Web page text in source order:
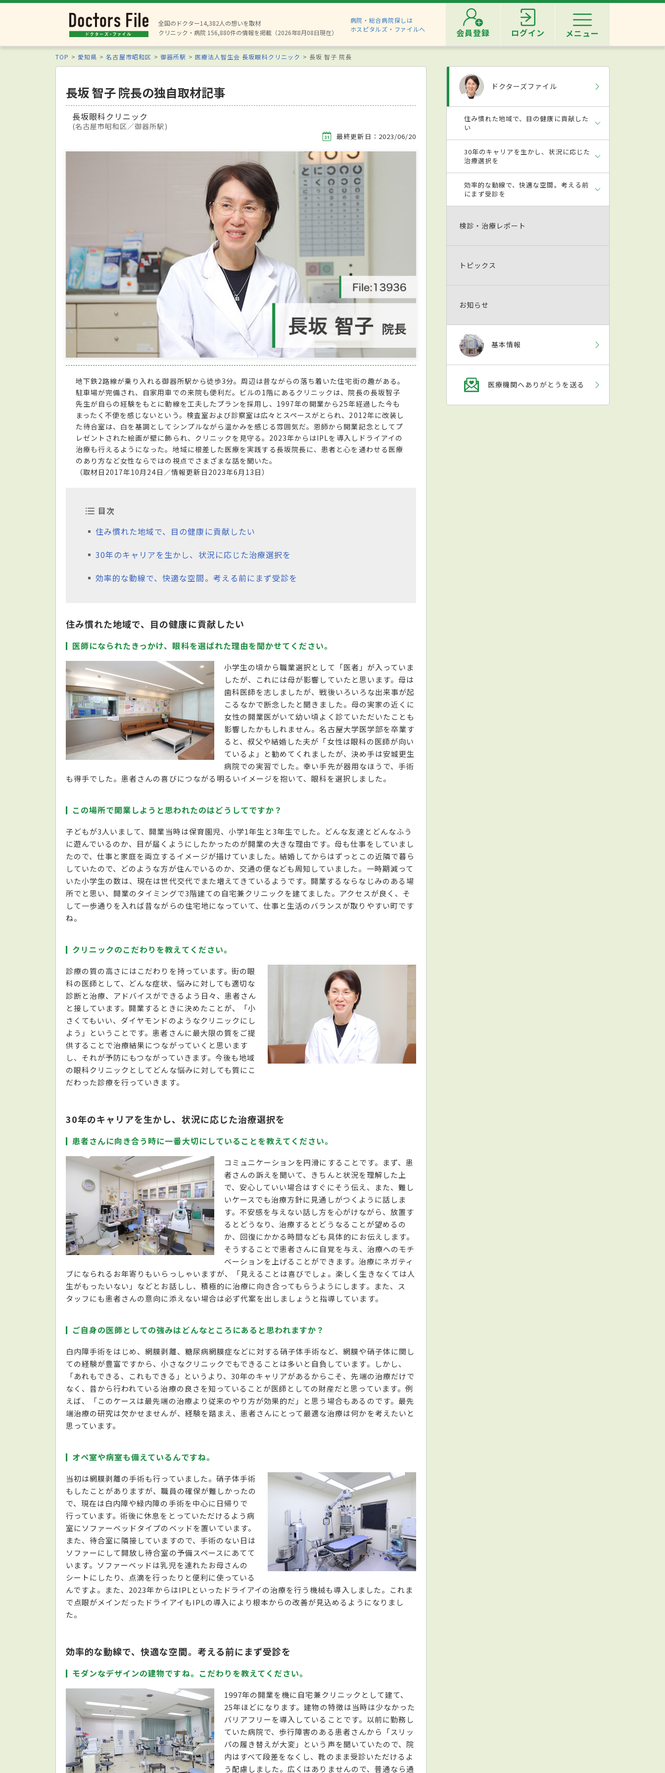
全国のドクター14,382人の想いを取材
クリニック・病院 156,880件の情報を掲載（2026年8月08日現在）
病院・総合病院探しは
ホスピタルズ・ファイルへ
会員登録 ログイン メニュー
TOP 愛知県 名古屋市昭和区 御器所駅 医療法人智生会 長坂眼科クリニック 長坂 智子 院長
長坂 智子 院長の独自取材記事
長坂眼科クリニック
(名古屋市昭和区／御器所駅)
最終更新日：2023/06/20
地下鉄2路線が乗り入れる御器所駅から徒歩3分。周辺は昔ながらの落ち着いた住宅街の趣がある。
駐車場が完備され、自家用車での来院も便利だ。ビルの1階にあるクリニックは、院長の長坂智子
先生が自らの経験をもとに動線を工夫したプランを採用し、1997年の開業から25年経過した今も
まったく不便を感じないという。検査室および診察室は広々とスペースがとられ、2012年に改装し
た待合室は、白を基調としてシンプルながら温かみを感じる雰囲気だ。恩師から開業記念としてプ
レゼントされた絵画が壁に飾られ、クリニックを見守る。2023年からはIPLを導入しドライアイの
治療も行えるようになった。地域に根差した医療を実践する長坂院長に、患者と心を通わせる医療
のあり方など女性ならではの視点でさまざまな話を聞いた。
（取材日2017年10月24日／情報更新日2023年6月13日）
目次
住み慣れた地域で、目の健康に貢献したい
30年のキャリアを生かし、状況に応じた治療選択を
効率的な動線で、快適な空間。考える前にまず受診を
住み慣れた地域で、目の健康に貢献したい
医師になられたきっかけ、眼科を選ばれた理由を聞かせてください。
小学生の頃から職業選択として「医者」が入っていま
したが、これには母が影響していたと思います。母は
歯科医師を志しましたが、戦後いろいろな出来事が起
こるなかで断念したと聞きました。母の実家の近くに
女性の開業医がいて幼い頃よく診ていただいたことも
影響したかもしれません。名古屋大学医学部を卒業す
ると、叔父や結婚した夫が「女性は眼科の医師が向い
ているよ」と勧めてくれましたが、決め手は安城更生
病院での実習でした。幸い手先が器用なほうで、手術
も得手でした。患者さんの喜びにつながる明るいイメージを抱いて、眼科を選択しました。
この場所で開業しようと思われたのはどうしてですか？
子どもが3人いまして、開業当時は保育園児、小学1年生と3年生でした。どんな友達とどんなふう
に遊んでいるのか、目が届くようにしたかったのが開業の大きな理由です。母も仕事をしていまし
たので、仕事と家庭を両立するイメージが描けていました。結婚してからはずっとこの近隣で暮ら
していたので、どのような方が住んでいるのか、交通の便なども周知していました。一時期減って
いた小学生の数は、現在は世代交代でまた増えてきているようです。開業するならなじみのある場
所でと思い、開業のタイミングで3階建ての自宅兼クリニックを建てました。アクセスが良く、そ
して一歩通りを入れば昔ながらの住宅地になっていて、仕事と生活のバランスが取りやすい町です
ね。
クリニックのこだわりを教えてください。
診療の質の高さにはこだわりを持っています。街の眼
科の医師として、どんな症状、悩みに対しても適切な
診断と治療、アドバイスができるよう日々、患者さん
と接しています。開業するときに決めたことが、「小
さくてもいい、ダイヤモンドのようなクリニックにし
よう」ということです。患者さんに最大限の質をご提
供することで治療結果につながっていくと思います
し、それが予防にもつながっていきます。今後も地域
の眼科クリニックとしてどんな悩みに対しても質にこ
だわった診療を行っていきます。
30年のキャリアを生かし、状況に応じた治療選択を
患者さんに向き合う時に一番大切にしていることを教えてください。
コミュニケーションを円滑にすることです。まず、患
者さんの訴えを聞いて、きちんと状況を理解した上
で、安心していい場合はすぐにそう伝え、また、難し
いケースでも治療方針に見通しがつくように話しま
す。不安感を与えない話し方を心がけながら、放置す
るとどうなり、治療するとどうなることが望めるの
か、回復にかかる時間なども具体的にお伝えします。
そうすることで患者さんに自覚を与え、治療へのモチ
ベーションを上げることができます。治療にネガティ
ブになられるお年寄りもいらっしゃいますが、「見えることは喜びでしょ。楽しく生きなくては人
生がもったいない」などとお話しし、積極的に治療に向き合ってもらうようにします。また、ス
タッフにも患者さんの意向に添えない場合は必ず代案を出しましょうと指導しています。
ご自身の医師としての強みはどんなところにあると思われますか？
白内障手術をはじめ、網膜剥離、糖尿病網膜症などに対する硝子体手術など、網膜や硝子体に関し
ての経験が豊富ですから、小さなクリニックでもできることは多いと自負しています。しかし、
「あれもできる、これもできる」というより、30年のキャリアがあるからこそ、先端の治療だけで
なく、昔から行われている治療の良さを知っていることが医師としての財産だと思っています。例
えば、「このケースは最先端の治療より従来のやり方が効果的だ」と思う場合もあるのです。最先
端治療の研究は欠かせませんが、経験を踏まえ、患者さんにとって最適な治療は何かを考えたいと
思っています。
オペ室や病室も備えているんですね。
当初は網膜剥離の手術も行っていました。硝子体手術
もしたことがありますが、職員の確保が難しかったの
で、現在は白内障や緑内障の手術を中心に日帰りで
行っています。術後に休息をとっていただけるよう病
室にソファーベッドタイプのベッドを置いています。
また、待合室に隣接していますので、手術のない日は
ソファーにして開放し待合室の予備スペースにあてて
います。ソファーベッドは乳児を連れたお母さんの
シートにしたり、点滴を行ったりと便利に使っている
んですよ。また、2023年からはIPLといったドライアイの治療を行う機械も導入しました。これま
で点眼がメインだったドライアイもIPLの導入により根本からの改善が見込めるようになりまし
た。
効率的な動線で、快適な空間。考える前にまず受診を
モダンなデザインの建物ですね。こだわりを教えてください。
1997年の開業を機に自宅兼クリニックとして建て、
25年ほどになります。建物の特徴は当時は少なかった
バリアフリーを導入していることです。以前に勤務し
ていた病院で、歩行障害のある患者さんから「スリッ
パの履き替えが大変」という声を聞いていたので、院
内はすべて段差をなくし、靴のまま受診いただけるよ
う配慮しました。広くはありませんので、普通なら通
ドクターズファイル
住み慣れた地域で、目の健康に貢献した
い
30年のキャリアを生かし、状況に応じた
治療選択を
効率的な動線で、快適な空間。考える前
にまず受診を
検診・治療レポート
トピックス
お知らせ
基本情報
医療機関へありがとうを送る